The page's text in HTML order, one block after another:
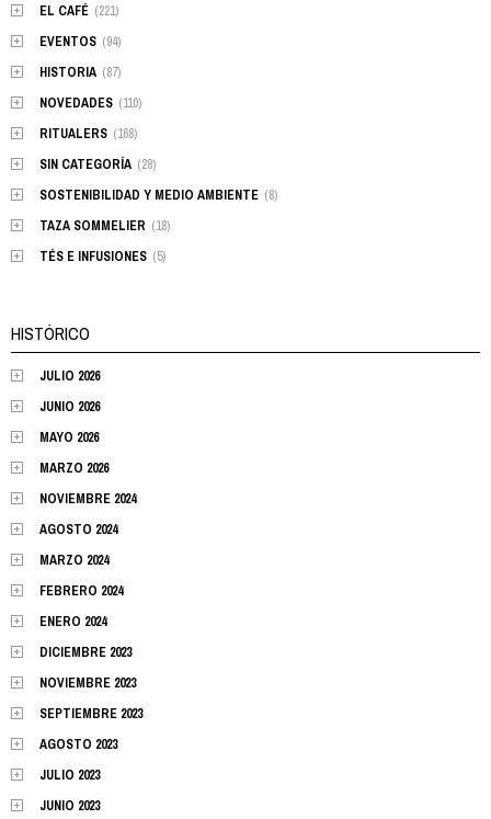
EL CAFÉ (221)
EVENTOS (94)
HISTORIA (87)
NOVEDADES (110)
RITUALERS (168)
SIN CATEGORÍA (28)
SOSTENIBILIDAD Y MEDIO AMBIENTE (8)
TAZA SOMMELIER (18)
TÉS E INFUSIONES (5)
HISTÓRICO
JULIO 2026
JUNIO 2026
MAYO 2026
MARZO 2026
NOVIEMBRE 2024
AGOSTO 2024
MARZO 2024
FEBRERO 2024
ENERO 2024
DICIEMBRE 2023
NOVIEMBRE 2023
SEPTIEMBRE 2023
AGOSTO 2023
JULIO 2023
JUNIO 2023